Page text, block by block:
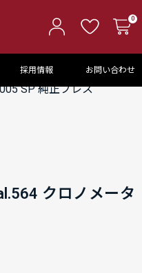
0
採用情報 お問い合わせ
SP 純正ブレス
クロノメータ